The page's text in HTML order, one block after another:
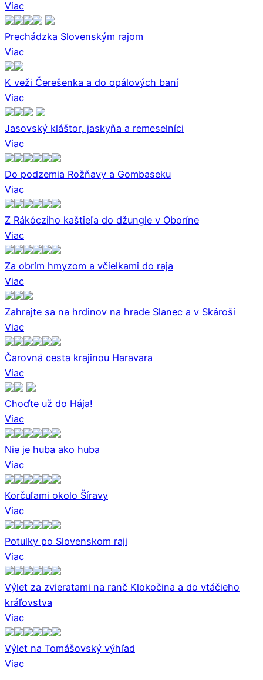
Viac
Prechádzka Slovenským rajom
Viac
K veži Čerešenka a do opálových baní
Viac
Jasovský kláštor, jaskyňa a remeselníci
Viac
Do podzemia Rožňavy a Gombaseku
Viac
Z Rákócziho kaštieľa do džungle v Oboríne
Viac
Za obrím hmyzom a včielkami do raja
Viac
Zahrajte sa na hrdinov na hrade Slanec a v Skároši
Viac
Čarovná cesta krajinou Haravara
Viac
Choďte už do Hája!
Viac
Nie je huba ako huba
Viac
Korčuľami okolo Šíravy
Viac
Potulky po Slovenskom raji
Viac
Výlet za zvieratami na ranč Klokočina a do vtáčieho
kráľovstva
Viac
Výlet na Tomášovský výhľad
Viac